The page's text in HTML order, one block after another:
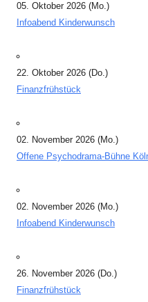
05. Oktober 2026 (Mo.)
Infoabend Kinderwunsch
22. Oktober 2026 (Do.)
Finanzfrühstück
02. November 2026 (Mo.)
Offene Psychodrama-Bühne
02. November 2026 (Mo.)
Infoabend Kinderwunsch
26. November 2026 (Do.)
Finanzfrühstück